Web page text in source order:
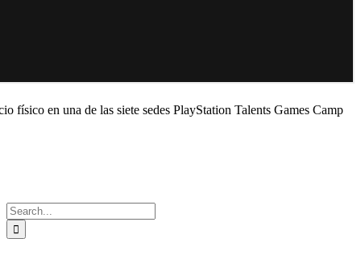
físico en una de las siete sedes PlayStation Talents Games Camp
Search
for: